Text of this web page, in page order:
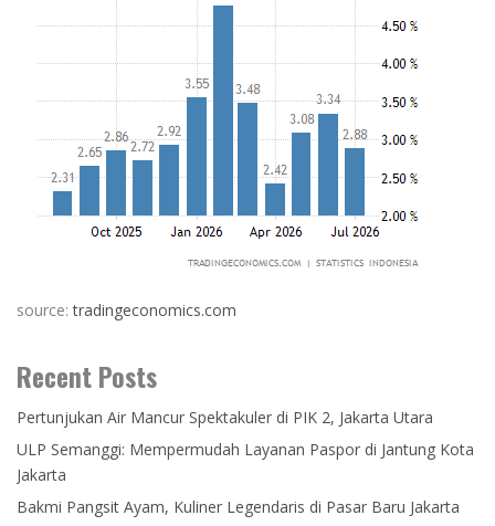
source:tradingeconomics.com
Recent Posts
Pertunjukan Air Mancur Spektakuler di PIK 2, Jakarta Utara
ULP Semanggi: Mempermudah Layanan Paspor di Jantung Kota
Jakarta
Bakmi Pangsit Ayam, Kuliner Legendaris di Pasar Baru Jakarta